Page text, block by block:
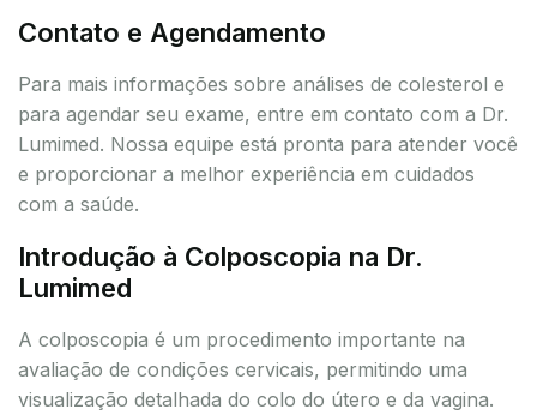
Contato e Agendamento
Para mais informações sobre análises de colesterol e
para agendar seu exame, entre em contato com a Dr.
Lumimed. Nossa equipe está pronta para atender você
e proporcionar a melhor experiência em cuidados
com a saúde.
Introdução à Colposcopia na Dr.
Lumimed
A colposcopia é um procedimento importante na
avaliação de condições cervicais, permitindo uma
visualização detalhada do colo do útero e da vagina.